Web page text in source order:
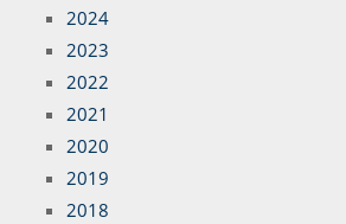
2024
2023
2022
2021
2020
2019
2018